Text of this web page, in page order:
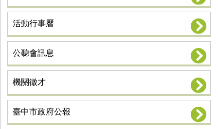
活動行事曆
公聽會訊息
機關徵才
臺中市政府公報